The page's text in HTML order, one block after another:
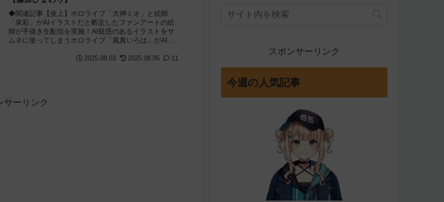
◆関連記事【炎上】ホロライブ「大神ミオ」と絵師
「泉彩」がAIイラストだと断定したファンアートの絵
師が手描き生配信を実施！AI疑惑のあるイラストをサ
ムネに使ってしまうホロライブ「風真いろは」がAI疑
2025.08.03 2025.08.05 11
サーリンク
スポンサーリンク
今週の人気記事